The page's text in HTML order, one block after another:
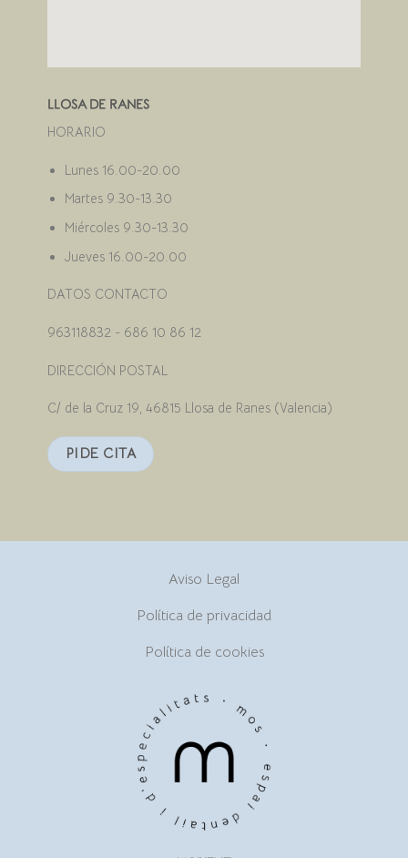
LLOSA DE RANES
HORARIO
Lunes 16.00-20.00
Martes 9.30-13.30
Miércoles 9.30-13.30
Jueves 16.00-20.00
DATOS CONTACTO
963118832 - 686 10 86 12
DIRECCIÓN POSTAL
C/ de la Cruz 19, 46815 Llosa de Ranes (Valencia)
PIDE CITA
Aviso Legal
Política de privacidad
Política de cookies